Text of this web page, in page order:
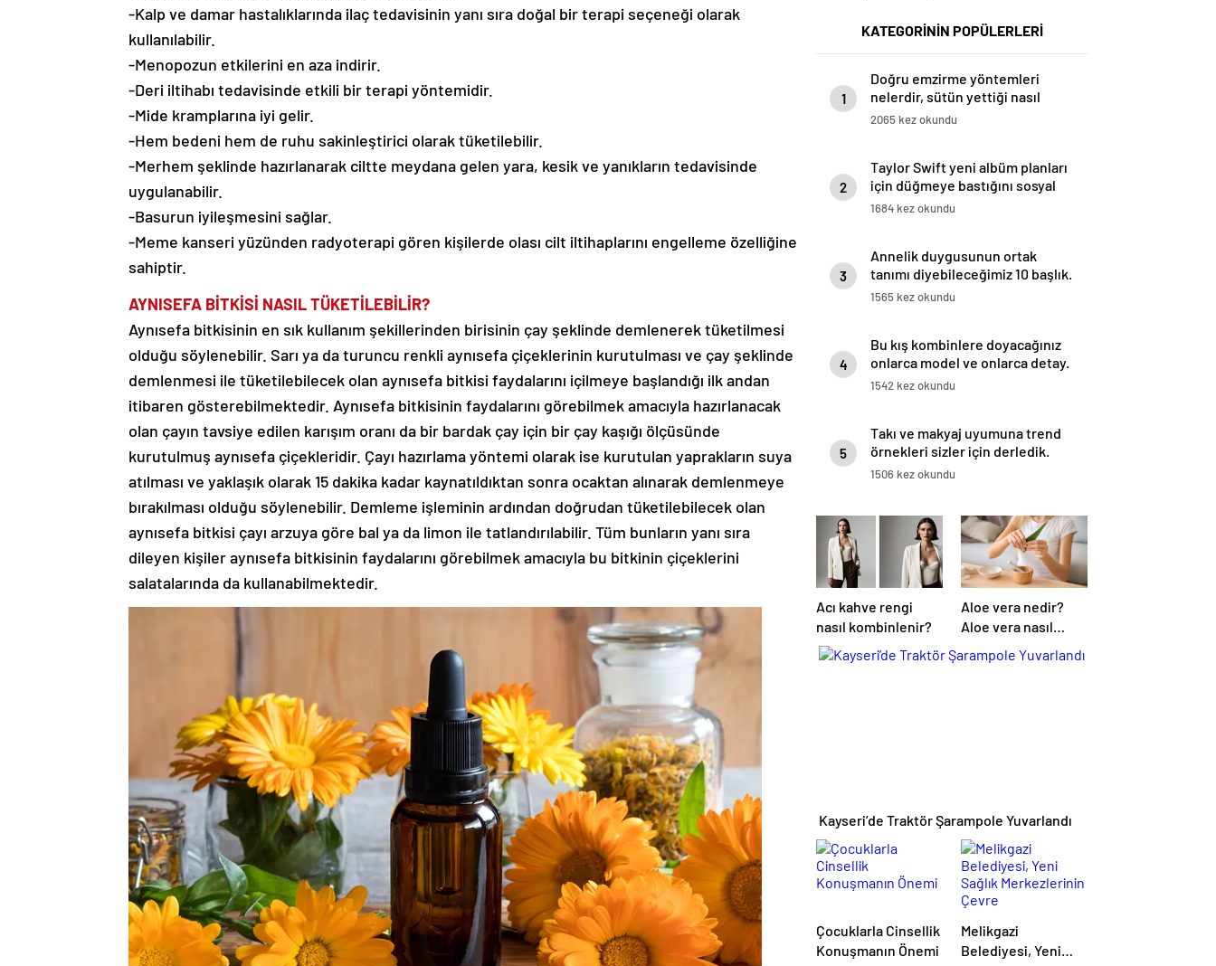
-Kalp ve damar hastalıklarında ilaç tedavisinin yanı sıra doğal bir terapi seçeneği olarak
kullanılabilir.
-Menopozun etkilerini en aza indirir.
-Deri iltihabı tedavisinde etkili bir terapi yöntemidir.
-Mide kramplarına iyi gelir.
-Hem bedeni hem de ruhu sakinleştirici olarak tüketilebilir.
-Merhem şeklinde hazırlanarak ciltte meydana gelen yara, kesik ve yanıkların tedavisinde
uygulanabilir.
-Basurun iyileşmesini sağlar.
-Meme kanseri yüzünden radyoterapi gören kişilerde olası cilt iltihaplarını engelleme özelliğine
sahiptir.
AYNISEFA BİTKİSİ NASIL TÜKETİLEBİLİR?
Aynısefa bitkisinin en sık kullanım şekillerinden birisinin çay şeklinde demlenerek tüketilmesi
olduğu söylenebilir. Sarı ya da turuncu renkli aynısefa çiçeklerinin kurutulması ve çay şeklinde
demlenmesi ile tüketilebilecek olan aynısefa bitkisi faydalarını içilmeye başlandığı ilk andan
itibaren gösterebilmektedir. Aynısefa bitkisinin faydalarını görebilmek amacıyla hazırlanacak
olan çayın tavsiye edilen karışım oranı da bir bardak çay için bir çay kaşığı ölçüsünde
kurutulmuş aynısefa çiçekleridir. Çayı hazırlama yöntemi olarak ise kurutulan yaprakların suya
atılması ve yaklaşık olarak 15 dakika kadar kaynatıldıktan sonra ocaktan alınarak demlenmeye
bırakılması olduğu söylenebilir. Demleme işleminin ardından doğrudan tüketilebilecek olan
aynısefa bitkisi çayı arzuya göre bal ya da limon ile tatlandırılabilir. Tüm bunların yanı sıra
dileyen kişiler aynısefa bitkisinin faydalarını görebilmek amacıyla bu bitkinin çiçeklerini
salatalarında da kullanabilmektedir.
KATEGORİNİN POPÜLERLERİ
1
Doğru emzirme yöntemleri
nelerdir, sütün yettiği nasıl
anlaşılır?
2065 kez okundu
2
Taylor Swift yeni albüm planları
için düğmeye bastığını sosyal
medyadan duyurdu!
1684 kez okundu
3
Annelik duygusunun ortak
tanımı diyebileceğimiz 10 başlık.
1565 kez okundu
4
Bu kış kombinlere doyacağınız
onlarca model ve onlarca detay.
1542 kez okundu
5
Takı ve makyaj uyumuna trend
örnekleri sizler için derledik.
1506 kez okundu
Acı kahve rengi
nasıl kombinlenir?
Aloe vera nedir?
Aloe vera nasıl
kullanılır?
Kayseri’de Traktör Şarampole Yuvarlandı
Çocuklarla Cinsellik
Konuşmanın Önemi
Melikgazi
Belediyesi, Yeni